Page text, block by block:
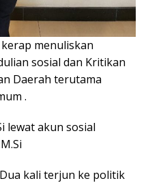
menuliskan
sosial dan Kritikan
Daerah terutama
.
lewat akun sosial
kali terjun ke politik